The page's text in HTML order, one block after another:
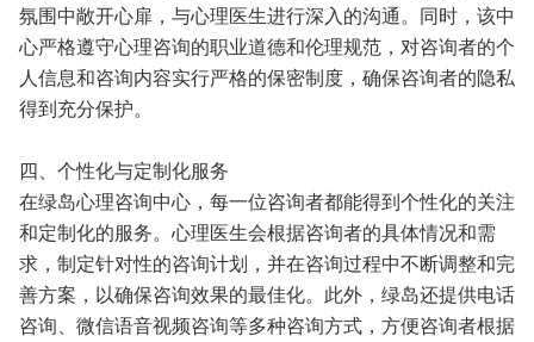
氛围中敞开心扉，与心理医生进行深入的沟通。同时，该中
心严格遵守心理咨询的职业道德和伦理规范，对咨询者的个
人信息和咨询内容实行严格的保密制度，确保咨询者的隐私
得到充分保护。
四、个性化与定制化服务
在绿岛心理咨询中心，每一位咨询者都能得到个性化的关注
和定制化的服务。心理医生会根据咨询者的具体情况和需
求，制定针对性的咨询计划，并在咨询过程中不断调整和完
善方案，以确保咨询效果的最佳化。此外，绿岛还提供电话
咨询、微信语音视频咨询等多种咨询方式，方便咨询者根据